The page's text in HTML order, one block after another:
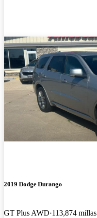
2019 Dodge Durango
GT Plus AWD 113,874 millas